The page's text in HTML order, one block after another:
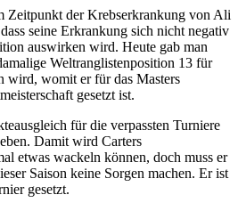
als
Zeitpunkt der Krebserkrankung von Ali
seine Erkrankung sich nicht negativ
auswirken wird. Heute gab man
Weltranglistenposition 13 für
wird, womit er für das Masters
gesetzt ist.
für die verpassten Turniere
Damit wird Carters
etwas wackeln können, doch muss er
Saison keine Sorgen machen. Er ist
gesetzt.